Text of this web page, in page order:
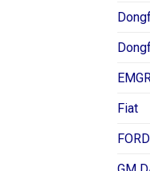
Fiat
FORD